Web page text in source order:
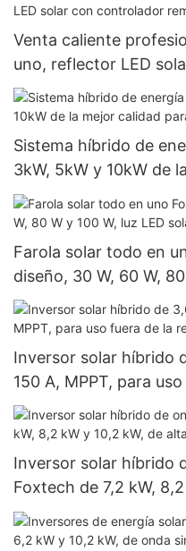
Venta caliente
uno, reflector LED
fabricantes
Sistema híbrido de
3kW, 5kW y 10kW de
hogar.
Farola solar todo en
diseño, 30 W, 60 W,
integrada.
Inversor solar híbrido
150 A, MPPT, para
Inversor solar híbrido
Foxtech de 7,2 kW,
eficiencia para uso